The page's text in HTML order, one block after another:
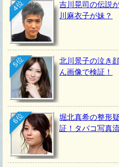
4位
吉川晃司の伝説
川麻衣子が妹？
5位
北川景子の泣き
ん画像で検証！
6位
堀北真希の整形
証！タバコ写真